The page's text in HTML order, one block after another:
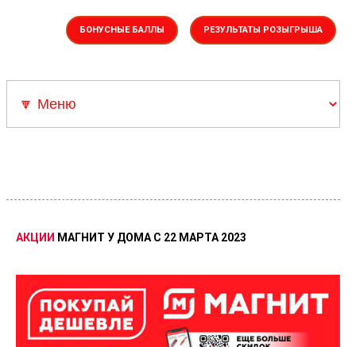
РЕЗУЛЬТАТЫ РОЗЫГРЫША
БОНУСНЫЕ БАЛЛЫ
Акции
АКЦИИ МАГНИТ У ДОМА С 22 МАРТА 2023